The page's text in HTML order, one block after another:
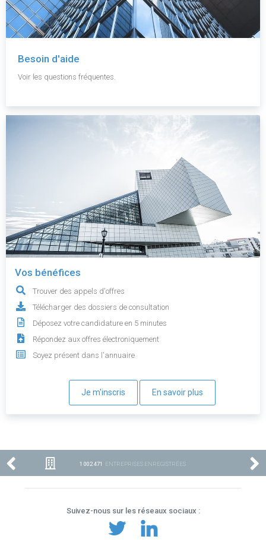
Besoin d'aide
Voir les questions fréquentes.
Vos bénéfices
Trouver des appels d'offres
Télécharger des dossiers de consultation
Déposez votre candidature en 5 minutes
Répondez aux offres électroniquement
Soyez présent dans l'annuaire
Je m'inscris En savoir plus
1 002 471 ENTREPRISES ENREGISTRÉES
Suivez-nous sur les réseaux sociaux :